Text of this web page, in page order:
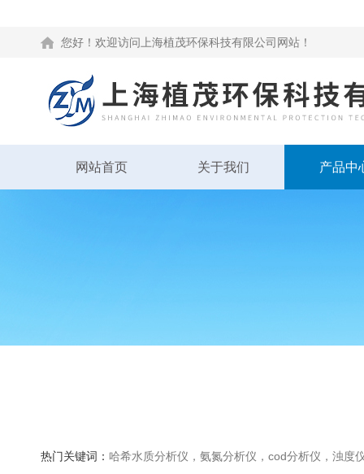
您好！欢迎访问上海植茂环保科技有限公司网站！
网站首页 关于我们 产品中
热门关键词： 哈希水质分析仪，氨氮分析仪，cod分析仪，浊度